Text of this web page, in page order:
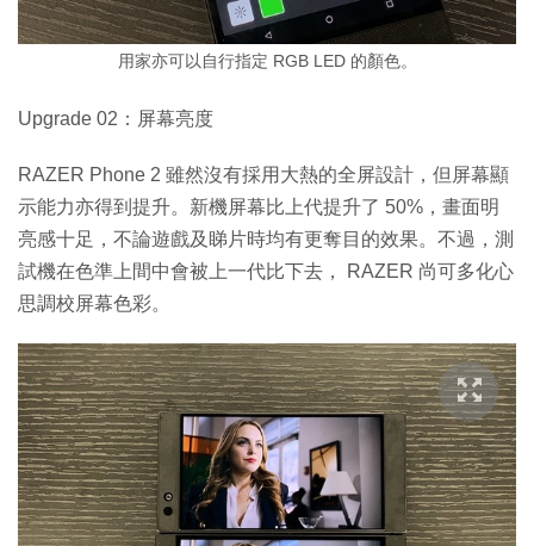
用家亦可以自行指定 RGB LED 的顏色。
Upgrade 02：屏幕亮度
RAZER Phone 2 雖然沒有採用大熱的全屏設計，但屏幕顯
示能力亦得到提升。新機屏幕比上代提升了 50%，畫面明
亮感十足，不論遊戲及睇片時均有更奪目的效果。不過，測
試機在色準上間中會被上一代比下去， RAZER 尚可多化心
思調校屏幕色彩。